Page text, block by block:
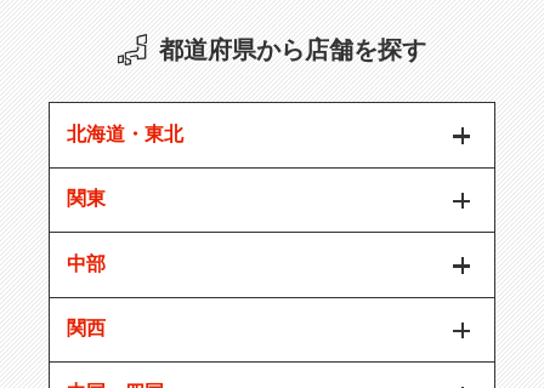
都道府県から店舗を探す
北海道・東北
関東
中部
関西